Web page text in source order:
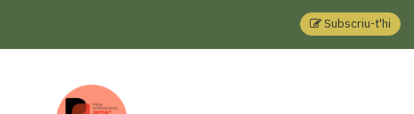
Subscriu-t'hi